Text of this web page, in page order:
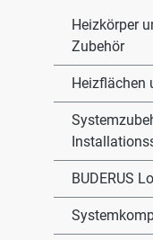
Heizkörper
Zubehör
Heizflächen
BUDERUS